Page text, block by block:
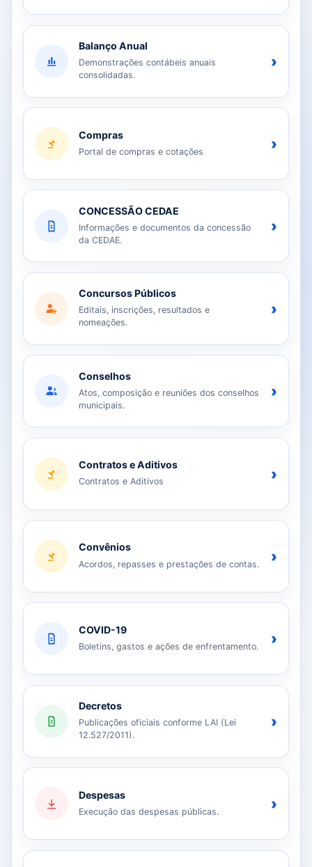
Balanço Anual
Demonstrações contábeis anuais
consolidadas.
›
Compras
Portal de compras e cotações ›
CONCESSÃO CEDAE
Informações e documentos da concessão
da CEDAE.
›
Concursos Públicos
Editais, inscrições, resultados e
nomeações.
›
Conselhos
Atos, composição e reuniões dos conselhos
municipais.
›
Contratos e Aditivos
Contratos e Aditivos ›
Convênios
Acordos, repasses e prestações de contas. ›
COVID-19
Boletins, gastos e ações de enfrentamento. ›
Decretos
Publicações oficiais conforme LAI (Lei
12.527/2011).
›
Despesas
Execução das despesas públicas. ›